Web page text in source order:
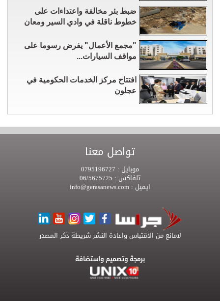
ضبط بئر مخالفة واعتداءات على
خطوط ناقلة في وادي السير ومعان
"مجمع الأعمال" يفرض رسوما على
مواقف السيارات...
افتتاح مركز الخدمات الحكومية في
عجلون
تواصل معنا
موبايل :
تلفاكس :
ايميل :
لامانع من الاقتباس واعادة النشر شريطة ذكر المصدر
برمجة وتصميم واستضافة